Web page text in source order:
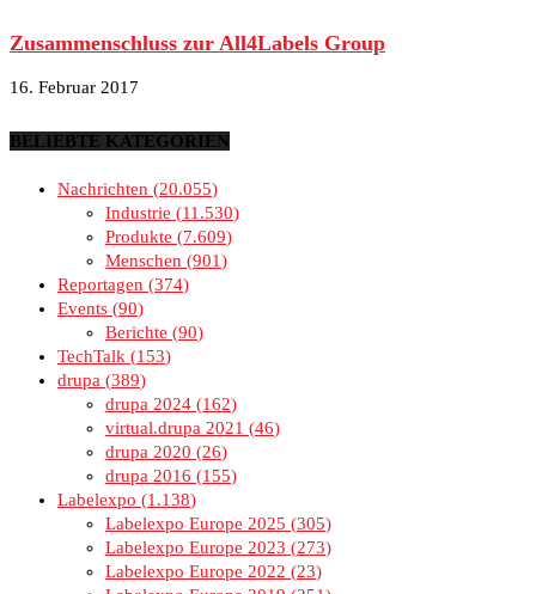
Zusammenschluss zur All4Labels Group
16. Februar 2017
BELIEBTE KATEGORIEN
Nachrichten
20.055
Industrie
11.530
Produkte
7.609
Menschen
901
Reportagen
374
Events 90
Berichte
90
TechTalk
153
drupa
389
drupa 2024
162
virtual.drupa 2021
46
drupa 2020
26
drupa 2016
155
Labelexpo
1.138
Labelexpo Europe 2025
305
Labelexpo Europe 2023
273
Labelexpo Europe 2022
23